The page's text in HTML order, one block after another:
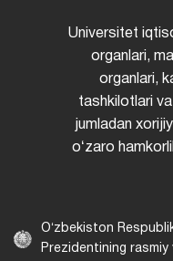
Universitet
organlari,
organlari,
tashkilotlari
jumladan
oʻzaro
Oʻzbekiston
Prezidentining